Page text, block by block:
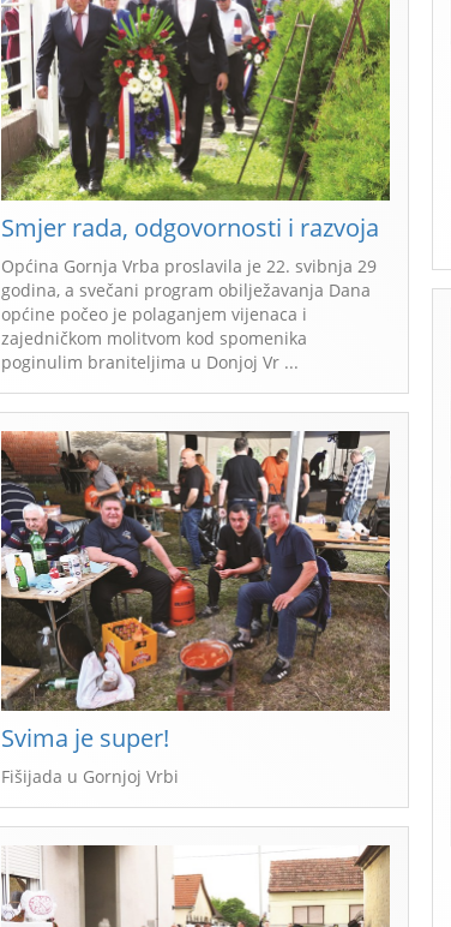
Smjer rada, odgovornosti i razvoja
Općina Gornja Vrba proslavila je 22. svibnja 29
godina, a svečani program obilježavanja Dana
općine počeo je polaganjem vijenaca i
zajedničkom molitvom kod spomenika
poginulim braniteljima u Donjoj Vr ...
Svima je super!
Fišijada u Gornjoj Vrbi